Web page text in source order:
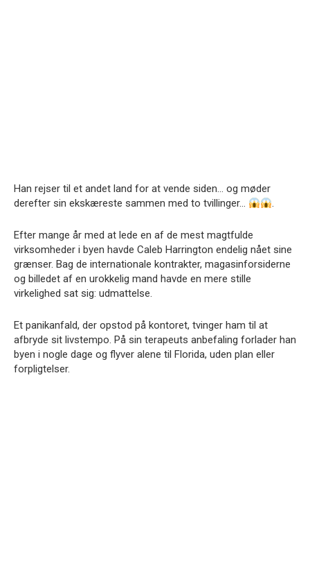
Han rejser til et andet land for at vende siden… og møder
derefter sin ekskæreste sammen med to tvillinger…
.
Efter mange år med at lede en af de mest magtfulde
virksomheder i byen havde Caleb Harrington endelig nået sine
grænser. Bag de internationale kontrakter, magasinforsiderne
og billedet af en urokkelig mand havde en mere stille
virkelighed sat sig: udmattelse.
Et panikanfald, der opstod på kontoret, tvinger ham til at
afbryde sit livstempo. På sin terapeuts anbefaling forlader han
byen i nogle dage og flyver alene til Florida, uden plan eller
forpligtelser.